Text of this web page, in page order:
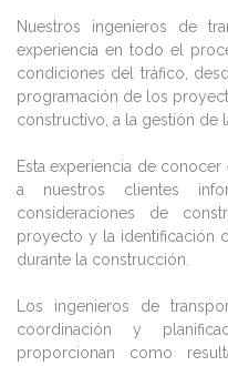
Nuestros ingenieros de
experiencia en todo el
condiciones del tráfico,
programación de los
constructivo, a la gestión de
Esta experiencia de
a nuestros clientes
consideraciones de
proyecto y la identificación
durante la construcción.
Los ingenieros de
coordinación y
proporcionan como